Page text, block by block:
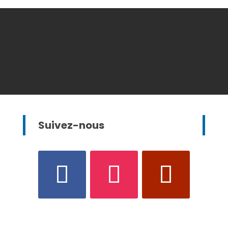
Suivez-nous